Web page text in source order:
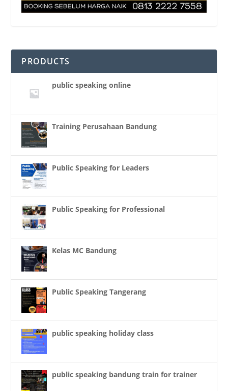
PRODUCTS
public speaking online
Training Perusahaan Bandung
Public Speaking for Leaders
Public Speaking for Professional
Kelas MC Bandung
Public Speaking Tangerang
public speaking holiday class
public speaking bandung train for trainer